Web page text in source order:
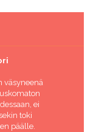
väsyneenä
ei
toki
päälle.